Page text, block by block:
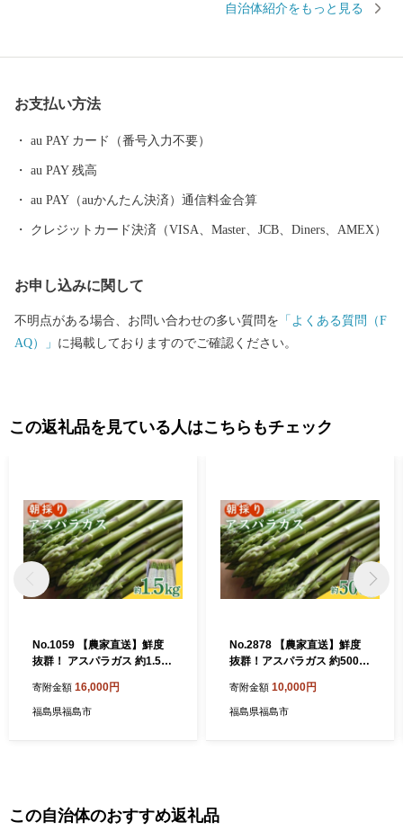
温泉」や奥州三高湯の一つに数えられる温泉郷「高湯温泉」とい
国の皆様に親しまれております。
自治体紹介をもっと見る
お支払い方法
au PAY カード（番号入力不要）
au PAY 残高
au PAY（auかんたん決済）通信料金合算
クレジットカード決済（VISA、Master、JCB、Diners、AMEX）
お申し込みに関して
不明点がある場合、お問い合わせの多い質問を 「よくある質問（F
AQ）」 に掲載しておりますのでご確認ください。
この返礼品を見ている人はこちらもチェック
No.1059 【農家直送】鮮度
抜群！ アスパラガス 約1.5kg
寄附金額 16,000円
福島県福島市
No.2878 【農家直送】鮮度
抜群！アスパラガス 約500g
寄附金額 10,000円
福島県福島市
この自治体のおすすめ返礼品